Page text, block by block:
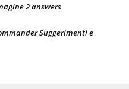
2 answers
Suggerimenti e